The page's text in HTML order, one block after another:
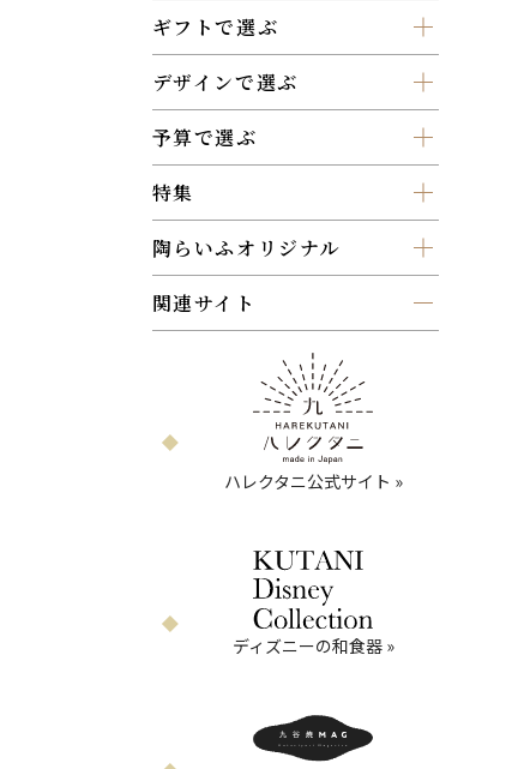
ギフトで選ぶ
デザインで選ぶ
予算で選ぶ
特集
陶らいふオリジナル
関連サイト
ハレクタニ公式サイト »
ディズニーの和食器 »